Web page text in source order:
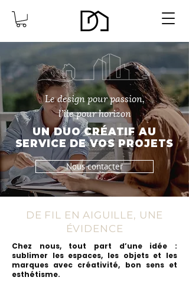
Le design pour passion,
l’île pour horizon
UN DUO CRÉATIF AU
SERVICE DE VOS PROJETS
Nous contacter
DE FIL EN AIGUILLE, UNE
ÉVIDENCE
Chez nous, tout part d’une idée :
sublimer les espaces, les objets et les
marques avec créativité, bon sens et
esthétisme.